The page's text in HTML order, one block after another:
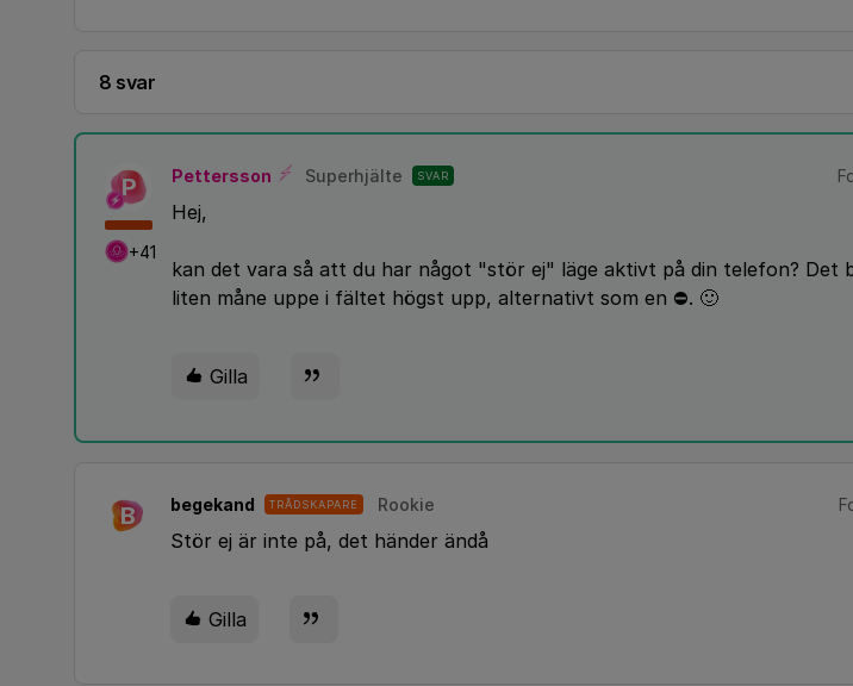
8 svar
P
+41
Pettersson Superhjälte SVAR
Hej,
kan det vara så att du har något "stör ej" läge aktivt på din telefon? Det
liten måne uppe i fältet högst upp, alternativt som en ⛔️. 🙂
Gilla
B begekand TRÅDSKAPARE Rookie
Stör ej är inte på, det händer ändå
Gilla